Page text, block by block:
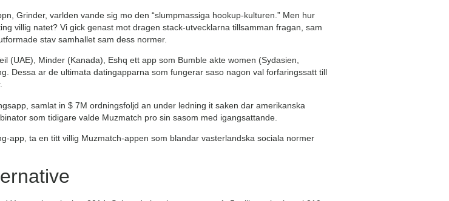
Grinder, varlden vande sig mo den “slumpmassiga hookup-kulturen.” Men hur
villig natet? Vi gick genast mot dragen stack-utvecklarna tillsamman fragan, sam
stav samhallet sam dess normer.
(UAE), Minder (Kanada), Eshq ett app som Bumble akte women (Sydasien,
Dessa ar de ultimata datingapparna som fungerar saso nagon val forfaringssatt till
samlat in $ 7M ordningsfoljd an under ledning it saken dar amerikanska
som tidigare valde Muzmatch pro sin sasom med igangsattande.
app, ta en titt villig Muzmatch-appen som blandar vasterlandska sociala normer